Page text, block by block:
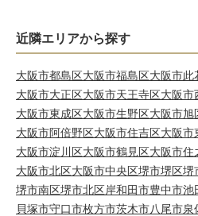
近隣エリアから探す
大阪市都島区大阪市福島区大阪市此
大阪市大正区大阪市天王寺区大阪市
大阪市東成区大阪市生野区大阪市旭
大阪市阿倍野区大阪市住吉区大阪市
大阪市淀川区大阪市鶴見区大阪市住
大阪市北区大阪市中央区堺市堺区堺
堺市南区堺市北区岸和田市豊中市池
貝塚市守口市枚方市茨木市八尾市泉